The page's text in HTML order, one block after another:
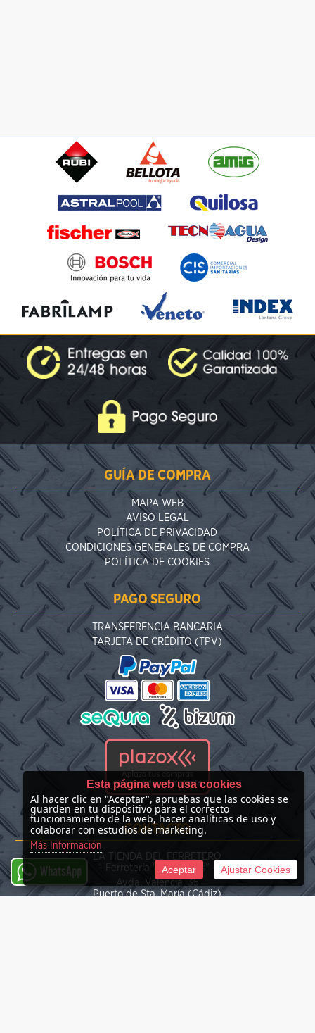
GUÍA DE COMPRA
MAPA WEB
AVISO LEGAL
POLÍTICA DE PRIVACIDAD
CONDICIONES GENERALES DE COMPRA
POLÍTICA DE COOKIES
PAGO SEGURO
TRANSFERENCIA BANCARIA
TARJETA DE CRÉDITO (TPV)
CONTACTO
LA TIENDA DEL FERRETERO
- Ferretería "Las Nieves" -
Avda. Valencia, 35
Puerto de Sta. María (Cádiz)
WhatsApp
Esta página web usa cookies
Al hacer clic en "Aceptar", apruebas que las cookies se
guarden en tu dispositivo para el correcto
funcionamiento de la web, hacer analíticas de uso y
colaborar con estudios de marketing.
Más Información
Aceptar Ajustar Cookies